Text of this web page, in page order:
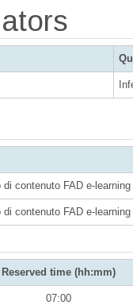
contenuto FAD e-learning
contenuto FAD e-learning
Reserved time (hh:mm)
07:00